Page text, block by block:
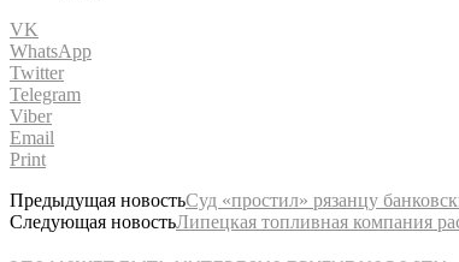
VK
WhatsApp
Twitter
Telegram
Viber
Email
Print
Предыдущая новостьСуд «простил» рязанцу
Следующая новостьЛипецкая топливная компания